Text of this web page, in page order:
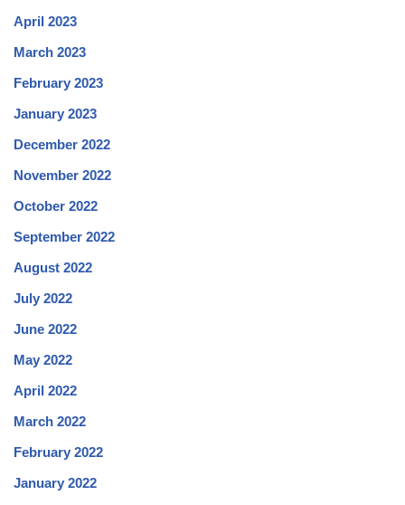
April 2023
March 2023
February 2023
January 2023
December 2022
November 2022
October 2022
September 2022
August 2022
July 2022
June 2022
May 2022
April 2022
March 2022
February 2022
January 2022